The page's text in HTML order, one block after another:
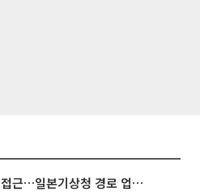
태풍 '돌핀' 오키나와 접근…일본기상청 경로 업데이트